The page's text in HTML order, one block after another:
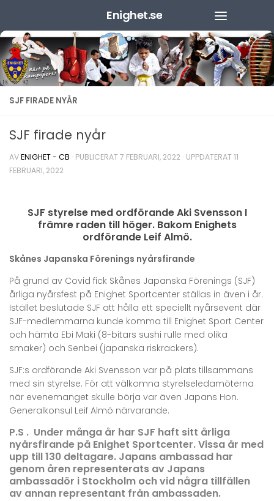
Enighet.se
SJF FIRADE NYÅR
SJF firade nyår
AVENIGHET - CB · PUBLICERAT7 FEBRUARI, 2022 · UPPDATERAT11
FEBRUARI, 2022
SJF styrelse med ordförande Aki Svensson I
främre raden till höger. Bakom Enighets
ordförande Leif Almö.
Skånes Japanska Förenings nyårsfirande
På grund av Covid fick Skånes Japanska Förenings (SJF)
årliga nyårsfest på Enighet Sportcenter ställas in även i år.
Istället beslutade SJF att hålla ett speciellt nyårsevent där
SJF-medlemmarna kunde komma till Enighet Sport Center
och hämta Ebi Maki (8-bitars sushi rulle med olika
smaker) och Senbei (japanska riskrackers).
SJF:s ordförande Aki Svensson var på plats tillsammans
med sin styrelse. För att välkomna styrelseledamöterna
när evenemanget skulle börja var även Japans Hon.
Generalkonsul Leif Almö närvarande.
P.S . Under många år har SJF haft sitt årliga
nyårsfirande på Enighet Sportcenter. Vissa år med
upp till 130 deltagare. Japans ambassad har
genom åren representerats av Japans
ambassadör i Stockholm och vid några tillfällen
av annan representant från ambassaden.